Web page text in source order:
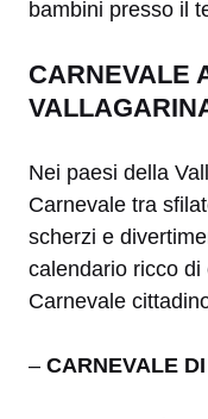
bambini presso il
CARNEVALE
Nei paesi della
Carnevale tra
scherzi e
calendario ricco
Carnevale
– CARNEVALE